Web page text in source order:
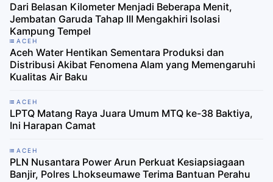
Dari Belasan Kilometer Menjadi Beberapa Menit,
Jembatan Garuda Tahap III Mengakhiri Isolasi
Kampung Tempel
ACEH
Aceh Water Hentikan Sementara Produksi dan
Distribusi Akibat Fenomena Alam yang Memengaruhi
Kualitas Air Baku
ACEH
LPTQ Matang Raya Juara Umum MTQ ke-38 Baktiya,
Ini Harapan Camat
ACEH
PLN Nusantara Power Arun Perkuat Kesiapsiagaan
Banjir, Polres Lhokseumawe Terima Bantuan Perahu